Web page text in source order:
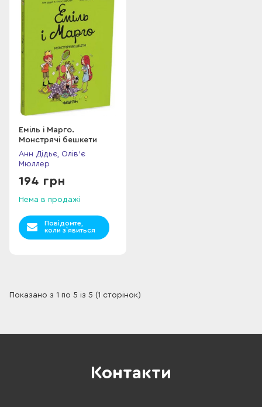
Еміль і Марго.
Монстрячі бешкети
Анн Дідьє, Олів'є
Мюллер
194 грн
Нема в продажі
Повідомте,
коли з`явиться
Показано з 1 по 5 із 5 (1 сторінок)
Контакти